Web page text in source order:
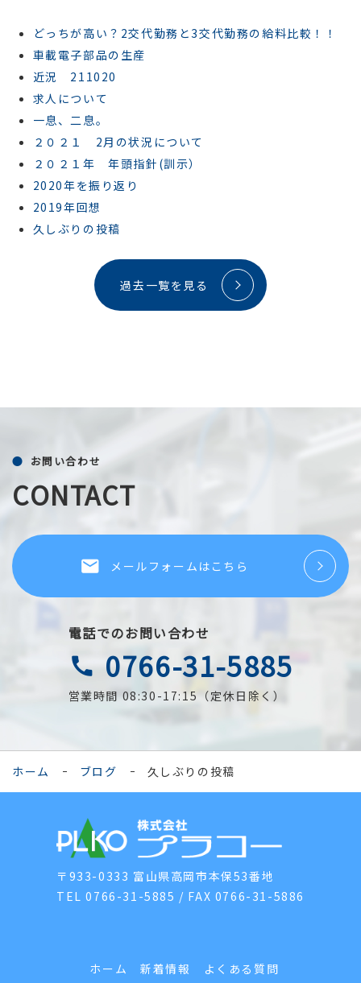
どっちが高い？2交代勤務と3交代勤務の給料比較！！
車載電子部品の生産
近況 211020
求人について
一息、二息。
２０２１ 2月の状況について
２０２１年 年頭指針(訓示）
2020年を振り返り
2019年回想
久しぶりの投稿
過去一覧を見る
CONTACT
お問い合わせ
local_post_office メールフォームはこちら
電話でのお問い合わせ
call 0766-31-5885
営業時間 08:30-17:15（定休日除く）
ホーム ブログ 久しぶりの投稿
〒933-0333 富山県高岡市本保53番地
TEL 0766-31-5885 / FAX 0766-31-5886
ホーム 新着情報
よくある質問